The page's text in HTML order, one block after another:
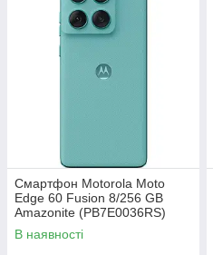
Смартфон Motorola Moto
Edge 60 Fusion 8/256 GB
Amazonite (PB7E0036RS)
В наявності